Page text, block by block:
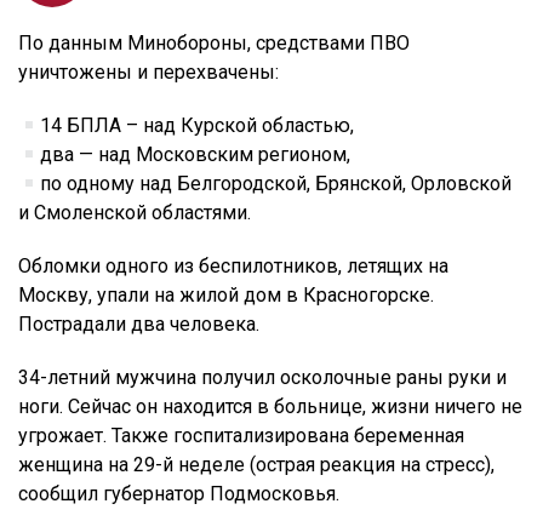
По данным Минобороны, средствами ПВО
уничтожены и перехвачены:
14 БПЛА – над Курской областью,
два — над Московским регионом,
по одному над Белгородской, Брянской, Орловской
и Смоленской областями.
Обломки одного из беспилотников, летящих на
Москву, упали на жилой дом в Красногорске.
Пострадали два человека.
34-летний мужчина получил осколочные раны руки и
ноги. Сейчас он находится в больнице, жизни ничего не
угрожает. Также госпитализирована беременная
женщина на 29-й неделе (острая реакция на стресс),
сообщил губернатор Подмосковья.